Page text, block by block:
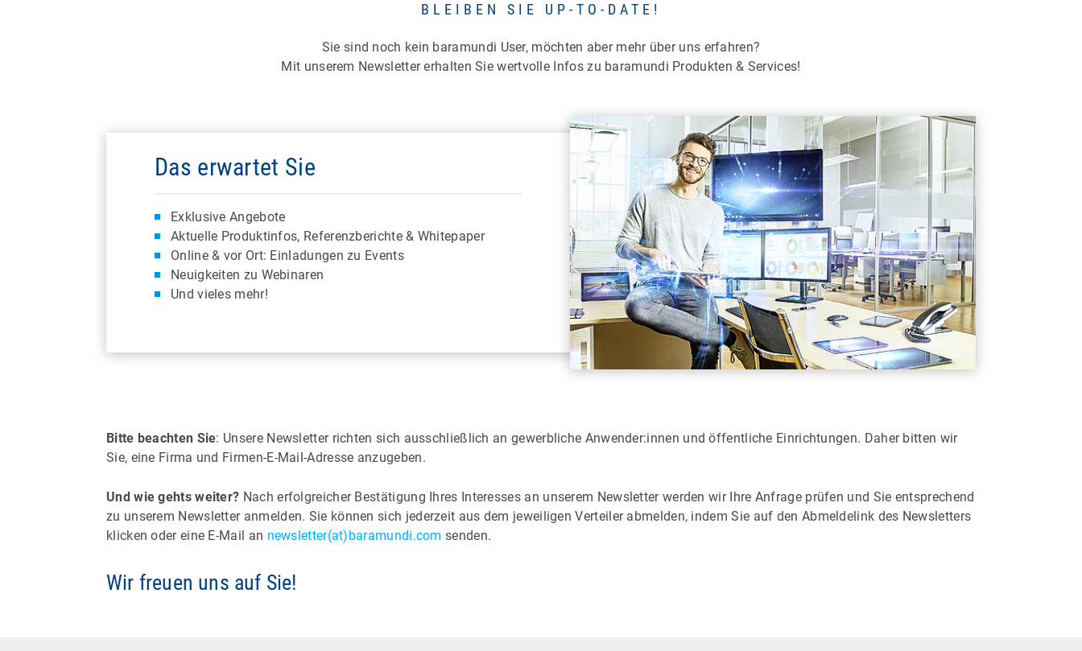
BLEIBEN SIE UP-TO-DATE!
Sie sind noch kein baramundi User, möchten aber mehr über uns erfahren?
Mit unserem Newsletter erhalten Sie wertvolle Infos zu baramundi Produkten & Services!
Das erwartet Sie
Exklusive Angebote
Aktuelle Produktinfos, Referenzberichte & Whitepaper
Online & vor Ort: Einladungen zu Events
Neuigkeiten zu Webinaren
Und vieles mehr!
Bitte beachten Sie: Unsere Newsletter richten sich ausschließlich an gewerbliche Anwender:innen und öffentliche Einrichtungen. Daher bitten wir
Sie, eine Firma und Firmen-E-Mail-Adresse anzugeben.
Und wie gehts weiter? Nach erfolgreicher Bestätigung Ihres Interesses an unserem Newsletter werden wir Ihre Anfrage prüfen und Sie entsprechend
zu unserem Newsletter anmelden. Sie können sich jederzeit aus dem jeweiligen Verteiler abmelden, indem Sie auf den Abmeldelink des Newsletters
klicken oder eine E-Mail an newsletter(at)baramundi.com senden.
Wir freuen uns auf Sie!